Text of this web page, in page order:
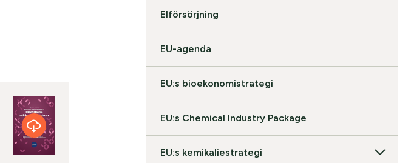
Elförsörjning
EU-agenda
EU:s bioekonomistrategi
EU:s Chemical Industry Package
EU:s kemikaliestrategi